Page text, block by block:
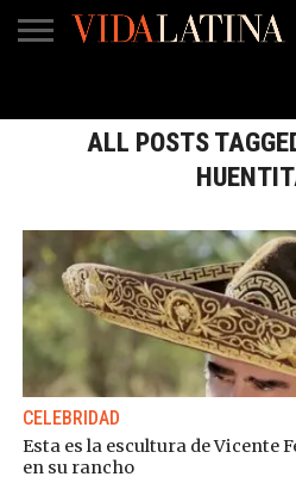
TV
ALL POSTS
CELEBRIDAD
Esta es la escultura de Vicente
en su rancho